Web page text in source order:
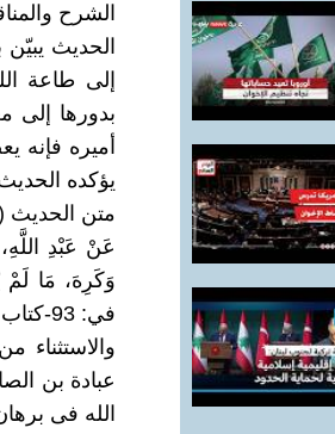
الشرح
الحديث
إلى طاعة
بدورها إلى
أميره فإنه
يؤكده
متن الحديث
عَنْ ‏عَبْدِ
وَكَرِهَ، مَا
في: 93-كتاب الأحكام: 4-باب السمع والطاعة للإمام مالم تكن معصية).
عبادة بن
الله فى